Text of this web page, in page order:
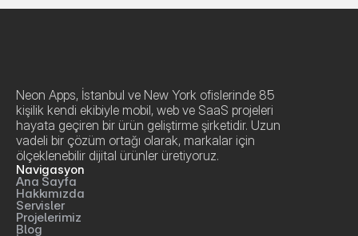
Neon Apps, İstanbul ve New York ofislerinde 85
kişilik kendi ekibiyle mobil, web ve SaaS projeleri
hayata geçiren bir ürün geliştirme şirketidir. Uzun
vadeli bir çözüm ortağı olarak, markalar için
ölçeklenebilir dijital ürünler üretiyoruz.
Navigasyon
Ana Sayfa
Hakkımızda
Servisler
Projelerimiz
Blog